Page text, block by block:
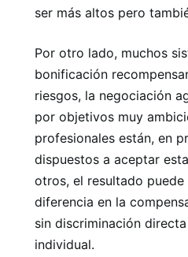
ser más altos pero
Por otro lado, muchos
bonificación
riesgos, la negociación
por objetivos muy
profesionales están, en
dispuestos a aceptar
otros, el resultado puede
diferencia en la
sin discriminación
individual.